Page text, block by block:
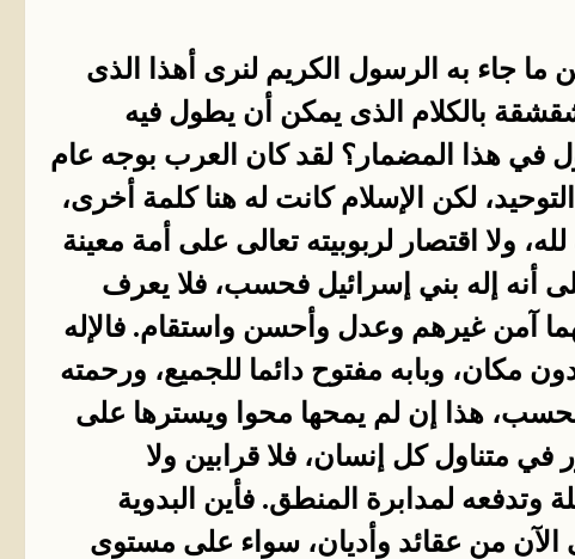
ما جاء به الرسول الكريم لنرى أهذا الذى
بالكلام الذى يمكن أن يطول فيه
في هذا المضمار؟ لقد كان العرب بوجه عام
لكن الإسلام كانت له هنا كلمة أخرى،
لله، ولا اقتصار لربوبيته تعالى على أمة معينة
أنه إله بني إسرائيل فحسب، فلا يعرف
آمن غيرهم وعدل وأحسن واستقام. فالإله
مكان، وبابه مفتوح دائما للجميع، ورحمته
هذا إن لم يمحها محوا ويسترها على
متناول كل إنسان، فلا قرابين ولا
وتدفعه لمدابرة المنطق. فأين البدوية
الآن من عقائد وأديان، سواء على مستوى